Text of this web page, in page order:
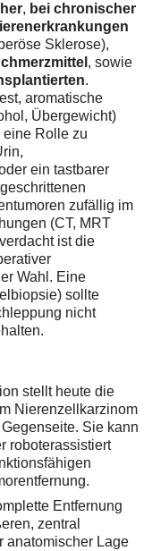
, bei chronischer
Sklerose),
, sowie
.
aromatische
Übergewicht)
Rolle zu
ein tastbarer
zufällig im
(CT, MRT
ist die
Wahl. Eine
sollte
nicht
stellt heute die
Nierenzellkarzinom
Sie kann
roboterassistiert
Entfernung
zentral
anatomischer Lage